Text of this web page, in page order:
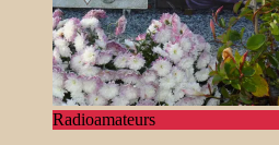
Radioamateurs